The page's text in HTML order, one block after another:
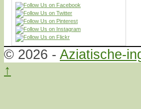
© 2026 - Aziatische-
↑